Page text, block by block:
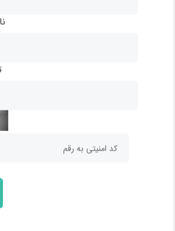
شما مهارت‌های لازم برای شروع کار به